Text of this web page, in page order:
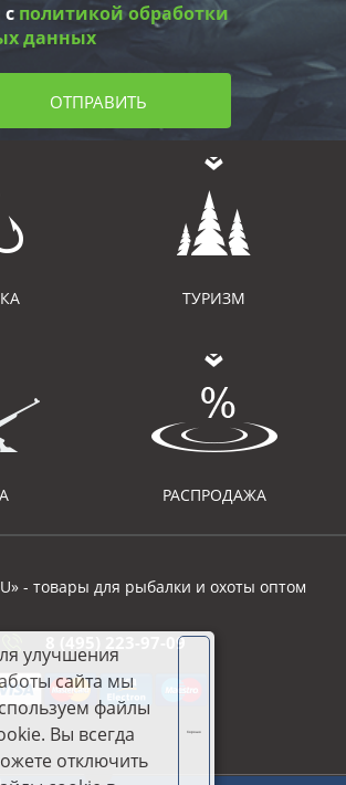
с политикой обработки
данных
ОТПРАВИТЬ
ТУРИЗМ
РАСПРОДАЖА
- товары для рыбалки и охоты оптом
8 (495) 223-97-09
улучшения
сайта мы
файлы
Вы всегда
отключить
Хорошо